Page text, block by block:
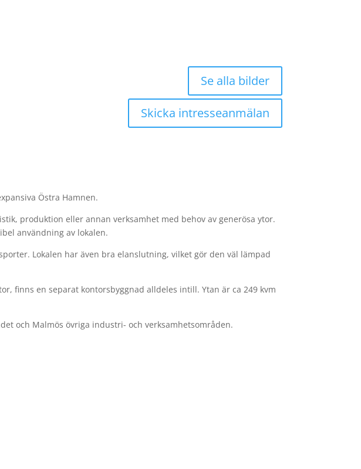
Skicka intresseanmälan
Se alla bilder
Östra Hamnen.
produktion eller annan verksamhet med behov av generösa ytor.
användning av lokalen.
Lokalen har även bra elanslutning, vilket gör den väl lämpad
finns en separat kontorsbyggnad alldeles intill. Ytan är ca 249 kvm
och Malmös övriga industri- och verksamhetsområden.